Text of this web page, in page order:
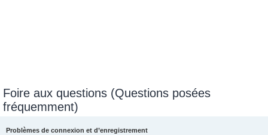
Foire aux questions (Questions posées
fréquemment)
Problèmes de connexion et d’enregistrement